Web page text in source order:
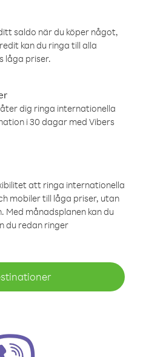
saldo när du köper något,
kan du ringa till alla
låga priser.
dig ringa internationella
i 30 dagar med Vibers
att ringa internationella
mobiler till låga priser, utan
Med månadsplanen kan du
du redan ringer